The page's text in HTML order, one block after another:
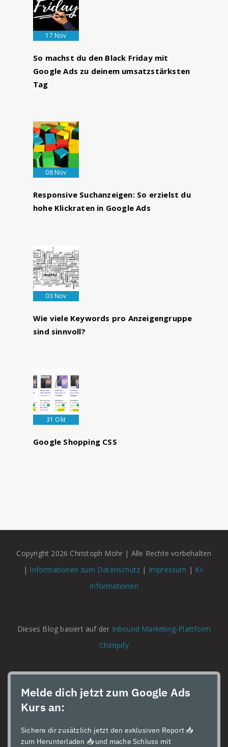
17 Nov
So machst du den Black Friday mit
Google Ads zu deinem umsatzstärksten
Tag
08 Nov
Responsive Suchanzeigen: So erzielst du
hohe Klickraten in Google Ads
03 Nov
Wie viele Keywords pro Anzeigengruppe
sind sinnvoll?
31 Okt
Google Shopping CSS
Copyright 2026 Christoph Mohr | Alle Rechte vorbehalten
| Informationen zum Datenschutz | Impressum | KI-
Informationen
Dieses Blog basiert auf der Inbound Marketing-Plattform
Chimpify
Melde dich jetzt zum Google Ads
Kurs an:
Sichere dir zusätzlich jetzt den exklusiven Report 📥
zum Herunterladen 📥 und mache Schluss mit